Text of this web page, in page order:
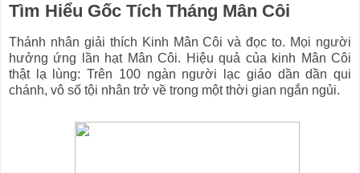
Tìm Hiểu Gốc Tích Tháng Mân Côi
Thánh nhân giải thích Kinh Mân Côi và đọc to. Mọi người
hưởng ứng lần hạt Mân Côi. Hiệu quả của kinh Mân Côi
thật lạ lùng: Trên 100 ngàn người lạc giáo dần dần qui
chánh, vô số tội nhân trở về trong một thời gian ngắn ngủi.